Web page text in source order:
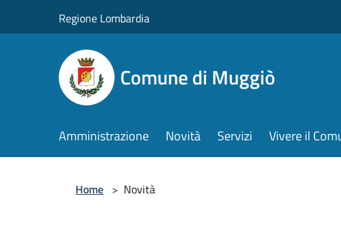
Regione Lombardia
Comune di Muggiò
Amministrazione Novità Servizi Vivere il
Home > Novità